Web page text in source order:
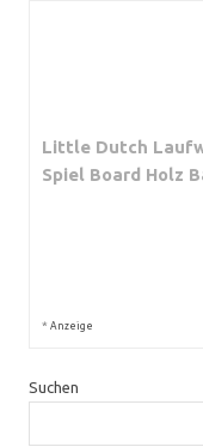
Little Dutch
Spiel Board Holz
* Anzeige
Suchen